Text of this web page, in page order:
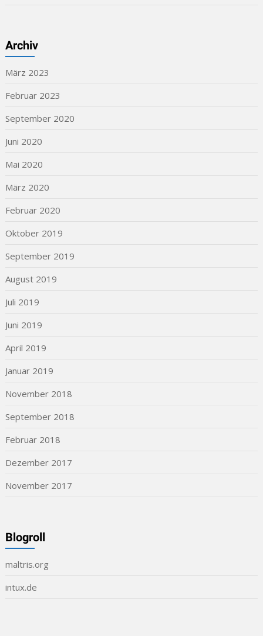
Archiv
März 2023
Februar 2023
September 2020
Juni 2020
Mai 2020
März 2020
Februar 2020
Oktober 2019
September 2019
August 2019
Juli 2019
Juni 2019
April 2019
Januar 2019
November 2018
September 2018
Februar 2018
Dezember 2017
November 2017
Blogroll
maltris.org
intux.de